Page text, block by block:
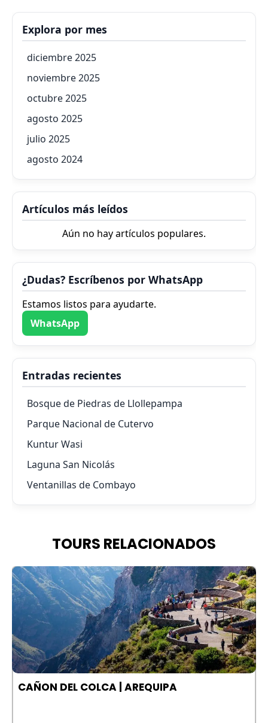
Explora por mes
diciembre 2025
noviembre 2025
octubre 2025
agosto 2025
julio 2025
agosto 2024
Artículos más leídos
Aún no hay artículos populares.
¿Dudas? Escríbenos por WhatsApp
Estamos listos para ayudarte.
WhatsApp
Entradas recientes
Bosque de Piedras de Llollepampa
Parque Nacional de Cutervo
Kuntur Wasi
Laguna San Nicolás
Ventanillas de Combayo
TOURS RELACIONADOS
CAÑON DEL COLCA | AREQUIPA